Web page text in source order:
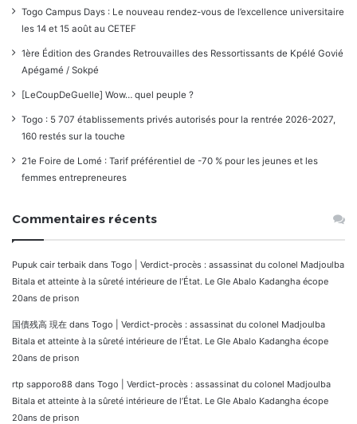
Togo Campus Days : Le nouveau rendez-vous de l’excellence universitaire
les 14 et 15 août au CETEF
1ère Édition des Grandes Retrouvailles des Ressortissants de Kpélé Govié
Apégamé / Sokpé
[LeCoupDeGuelle] Wow… quel peuple ?
Togo : 5 707 établissements privés autorisés pour la rentrée 2026-2027,
160 restés sur la touche
21e Foire de Lomé : Tarif préférentiel de -70 % pour les jeunes et les
femmes entrepreneures
Commentaires récents
Pupuk cair terbaik dans Togo | Verdict-procès : assassinat du colonel Madjoulba
Bitala et atteinte à la sûreté intérieure de l’État. Le Gle Abalo Kadangha écope
20ans de prison
国債残高 現在 dans Togo | Verdict-procès : assassinat du colonel Madjoulba
Bitala et atteinte à la sûreté intérieure de l’État. Le Gle Abalo Kadangha écope
20ans de prison
rtp sapporo88 dans Togo | Verdict-procès : assassinat du colonel Madjoulba
Bitala et atteinte à la sûreté intérieure de l’État. Le Gle Abalo Kadangha écope
20ans de prison